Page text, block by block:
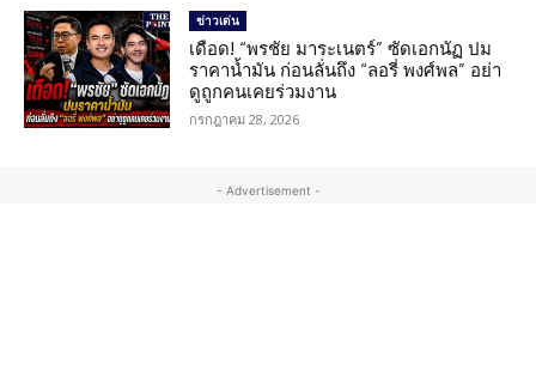
ข่าวเด่น
เดือด! “พรชัย มาระเนตร์” ซัดเอกนัฏ ปม
ราคาน้ำมัน ก่อนลั่นถึง “ลอรี่ พงศ์พล” อย่า
ดูถูกคนเคยร่วมงาน
กรกฎาคม 28, 2026
- Advertisement -